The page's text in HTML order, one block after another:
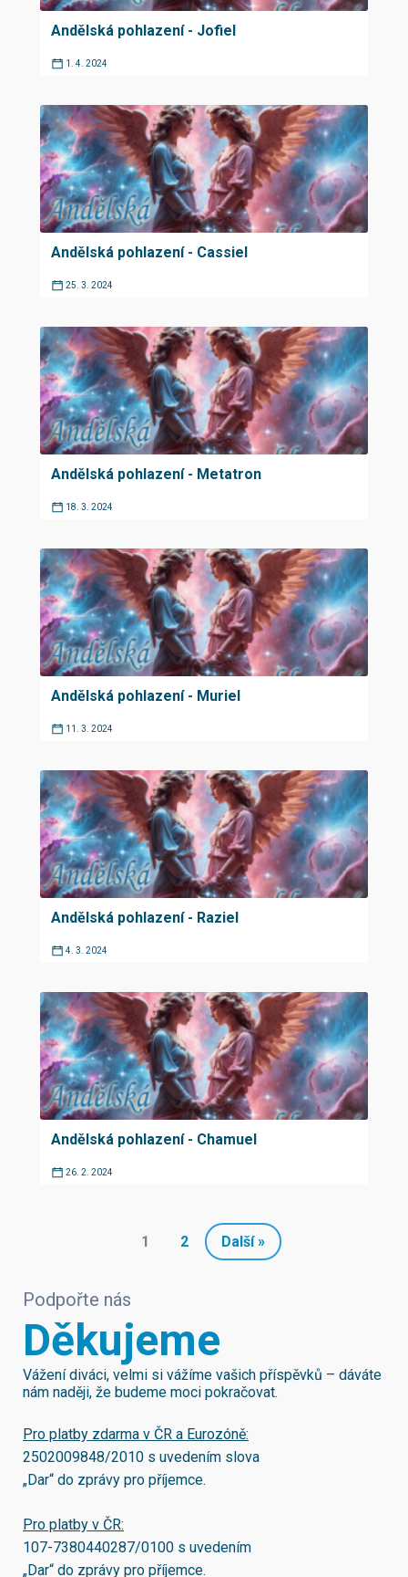
Andělská pohlazení - Jofiel
1. 4. 2024
Andělská pohlazení - Cassiel
25. 3. 2024
Andělská pohlazení - Metatron
18. 3. 2024
Andělská pohlazení - Muriel
11. 3. 2024
Andělská pohlazení - Raziel
4. 3. 2024
Andělská pohlazení - Chamuel
26. 2. 2024
1 2 Další »
Podpořte nás
Děkujeme
Vážení diváci, velmi si vážíme vašich příspěvků – dáváte
nám naději, že budeme moci pokračovat.
Pro platby zdarma v ČR a Eurozóně:
2502009848/2010 s uvedením slova
„Dar“ do zprávy pro příjemce.
Pro platby v ČR:
107-7380440287/0100 s uvedením
„Dar“ do zprávy pro příjemce.